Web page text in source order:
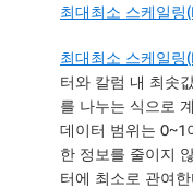
최대최소 스케일링
최대최소 스케일링
터와 칼럼 내 최솟
를 나누는 식으로
데이터 범위는 0~1
한 정보를 줄이지
터에 최소로 관여